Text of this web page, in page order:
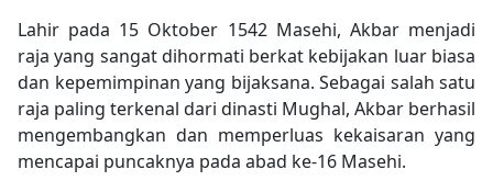
Lahir pada 15 Oktober 1542 Masehi, Akbar menjadi
raja yang sangat dihormati berkat kebijakan luar biasa
dan kepemimpinan yang bijaksana. Sebagai salah satu
raja paling terkenal dari dinasti Mughal, Akbar berhasil
mengembangkan dan memperluas kekaisaran yang
mencapai puncaknya pada abad ke-16 Masehi.